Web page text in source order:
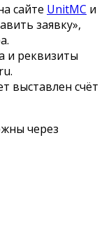
сайте UnitMC и
заявку»,
и реквизиты
выставлен счёт
через